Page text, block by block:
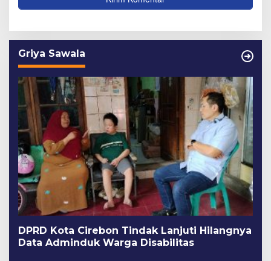
Griya Sawala
DPRD Kota Cirebon Tindak Lanjuti Hilangnya
Data Adminduk Warga Disabilitas